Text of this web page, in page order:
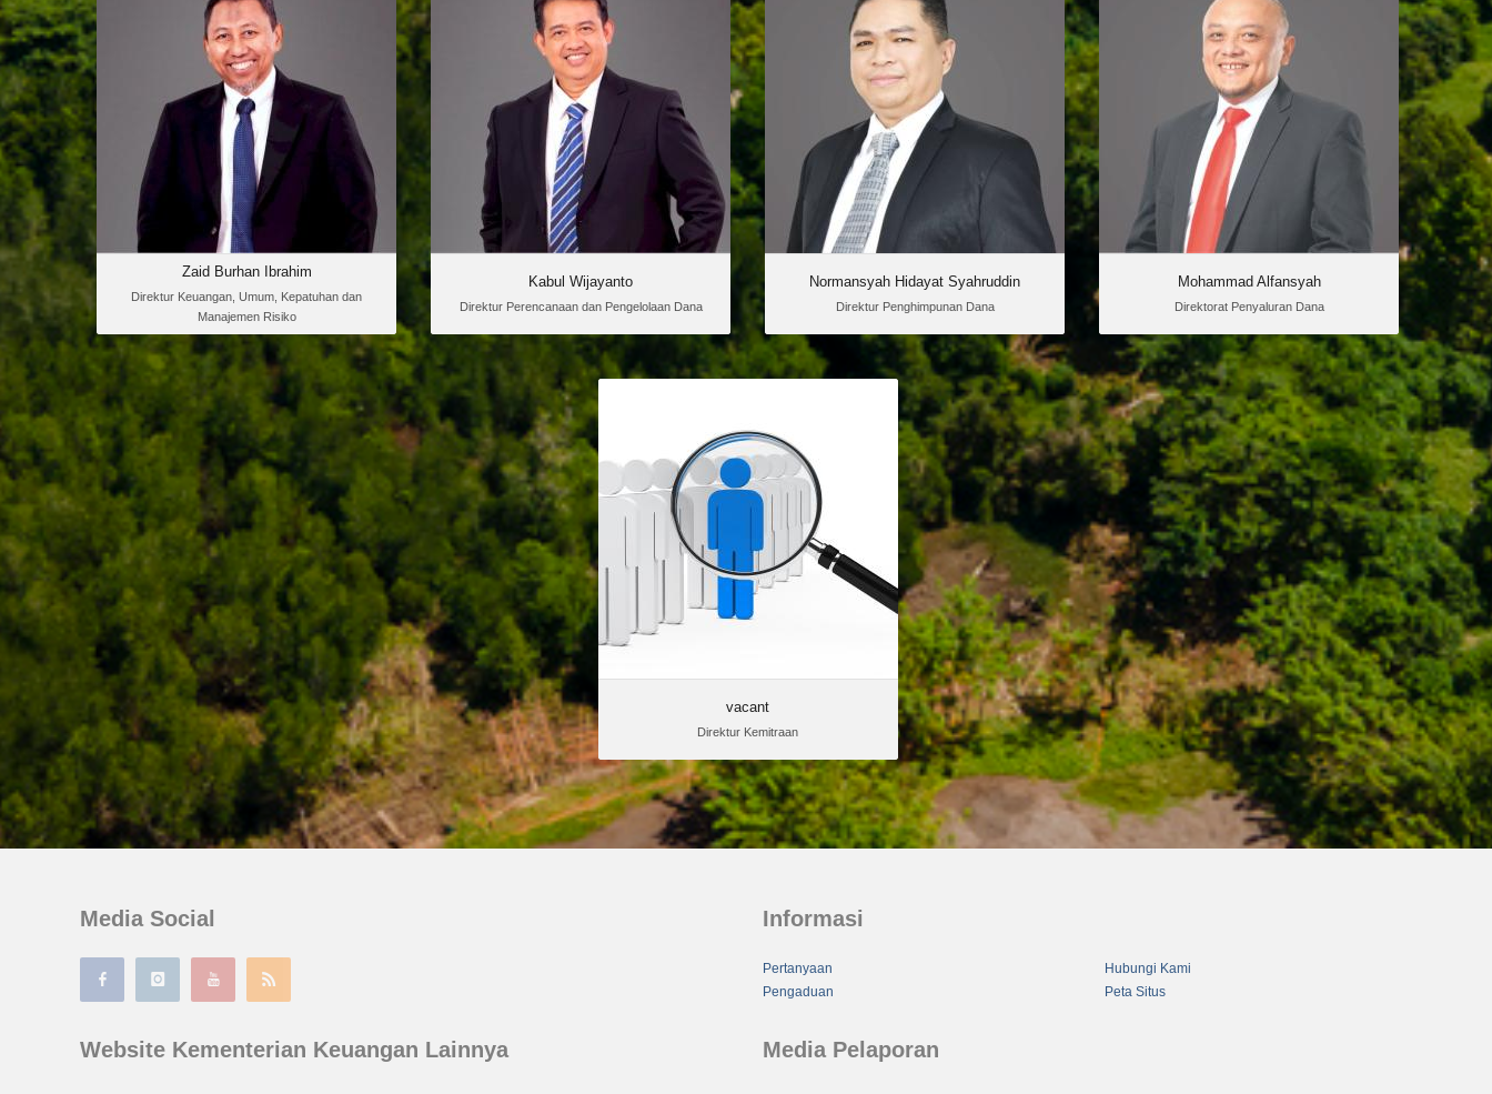
Zaid Burhan Ibrahim
Direktur Keuangan, Umum, Kepatuhan dan
Manajemen Risiko
Direktur Keuangan, Umum,
Kepatuhan dan Manajemen Risiko
Lahir di Tanjung Karang, 1
Maret 1972. Menamatkan
studi di bidang ekonomi di
Universitas Lampung, Bandar
Lampung dengan menyandang gelar
Sarjana Ekonomi.
Kabul Wijayanto
Direktur Perencanaan dan Pengelolaan Dana
Direktur Perencanaan dan
Pengelolaan Dana
Dilantik oleh Menteri
Keuangan Sri Mulyani
Indrawati sebagai Direktur
Perencanaan dan
Pengelolaan Dana BPDPKS pada 3
Oktober 2019.
Normansyah Hidayat Syahruddin
Direktur Penghimpunan Dana
Syahruddin
Direktur Penghimpunan Dana
Dilantik oleh Menteri
Keuangan Sri Mulyani
Indrawati sebagai Direktur
Penghimpunan Dana
BPDPKS pada Senin 2 September 2024.
Sebelumnya, menjabat sebagai Ketua
Kelompok Pemasaran Hasil Perkebunan
Mohammad Alfansyah
Direktorat Penyaluran Dana
Direktorat Penyaluran Dana
Dilantik oleh Menteri
Keuangan Sri Mulyani
Indrawati sebagai Direktur
Penghimpunan Dana
BPDPKS pada Senin 2 September 2024.
vacant
Direktur Kemitraan
Direktur Kemitraan
Media Social Informasi
Pertanyaan
Pengaduan
Hubungi Kami
Peta Situs
Website Kementerian Keuangan Lainnya Media Pelaporan